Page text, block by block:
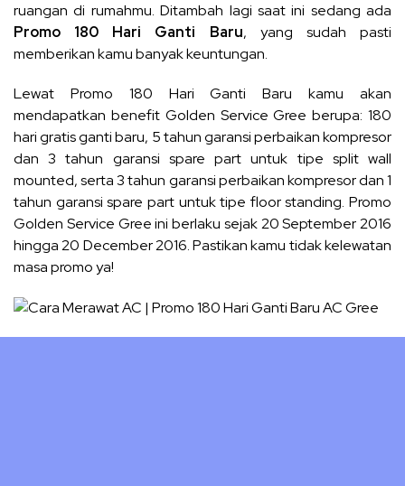
ruangan di rumahmu. Ditambah lagi saat ini sedang ada
Promo 180 Hari Ganti Baru, yang sudah pasti
memberikan kamu banyak keuntungan.
Lewat Promo 180 Hari Ganti Baru kamu akan
mendapatkan benefit Golden Service Gree berupa: 180
hari gratis ganti baru, 5 tahun garansi perbaikan kompresor
dan 3 tahun garansi spare part untuk tipe split wall
mounted, serta 3 tahun garansi perbaikan kompresor dan 1
tahun garansi spare part untuk tipe floor standing. Promo
Golden Service Gree ini berlaku sejak 20 September 2016
hingga 20 December 2016. Pastikan kamu tidak kelewatan
masa promo ya!